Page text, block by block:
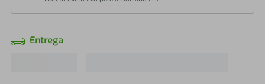
Entrega